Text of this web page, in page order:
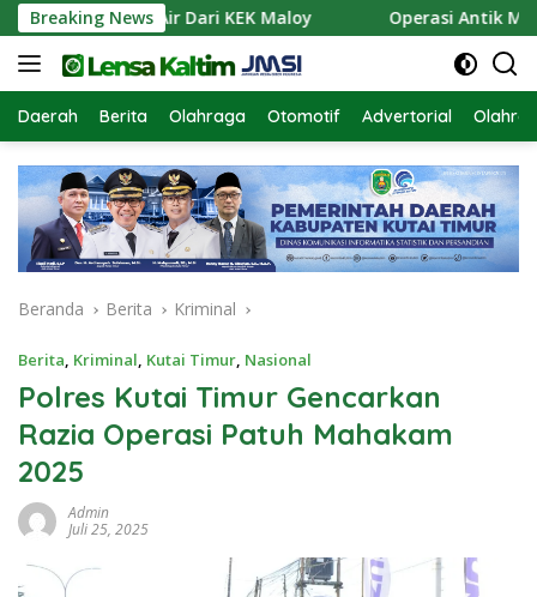
Langsung
ke
konten
Breaking News
Pasokan Air Dari KEK Maloy Operasi Antik
Daerah Berita Olahraga Otomotif Advertorial
Beranda Berita Kriminal
Berita, Kriminal, Kutai Timur, Nasional
Polres Kutai Timur Gencarkan
Razia Operasi Patuh Mahakam
2025
Admin
Juli 25, 2025